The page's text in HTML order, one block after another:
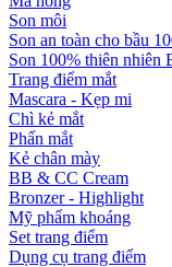
Son môi
Son an toàn cho bầu
Son 100% thiên nhiên
Trang điểm mắt
Mascara - Kẹp mi
Chì kẻ mắt
Phấn mắt
Kẻ chân mày
BB & CC Cream
Bronzer - Highlight
Mỹ phẩm khoáng
Set trang điểm
Dụng cụ trang điểm